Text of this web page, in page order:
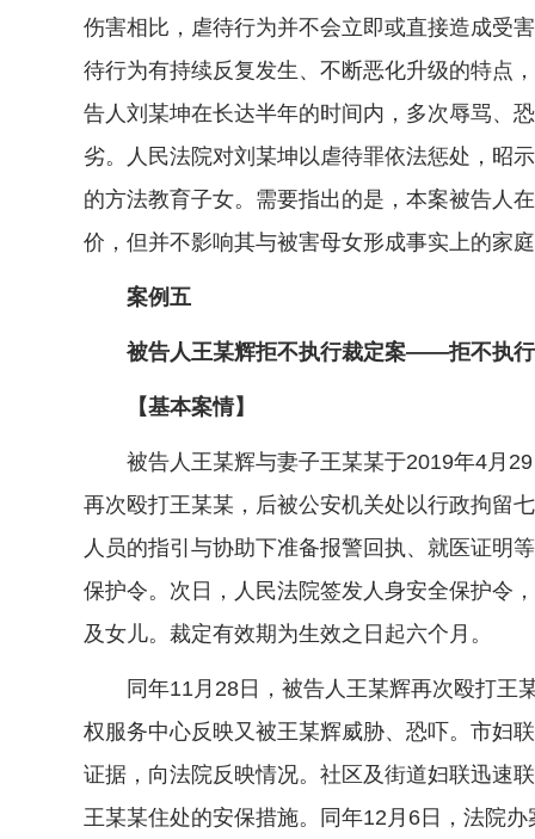
伤害相比，虐待行为并不会立即或直接造成受
待行为有持续反复发生、不断恶化升级的特点
告人刘某坤在长达半年的时间内，多次辱骂、
劣。人民法院对刘某坤以虐待罪依法惩处，昭
的方法教育子女。需要指出的是，本案被告人
价，但并不影响其与被害母女形成事实上的家
案例五
被告人王某辉拒不执行裁定案——拒不执行
【基本案情】
被告人王某辉与妻子王某某于2019年4月29
再次殴打王某某，后被公安机关处以行政拘留
人员的指引与协助下准备报警回执、就医证明
保护令。次日，人民法院签发人身安全保护令
及女儿。裁定有效期为生效之日起六个月。
同年11月28日，被告人王某辉再次殴打王某
权服务中心反映又被王某辉威胁、恐吓。市妇
证据，向法院反映情况。社区及街道妇联迅速
王某某住处的安保措施。同年12月6日，法院